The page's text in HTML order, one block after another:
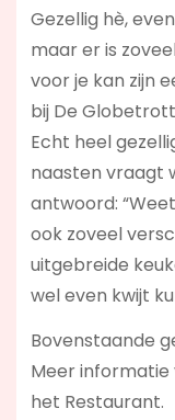
Gezellig hè,
maar er is
voor je kan zijn
bij De
Echt heel
naasten vraagt
antwoord:
ook zoveel
uitgebreide
wel even kwijt
Bovenstaande
Meer informatie
het Restaurant.